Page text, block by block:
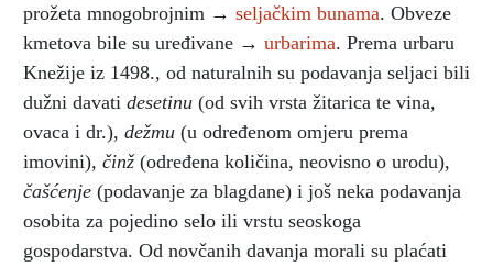
prožeta mnogobrojnim → seljačkim bunama. Obveze
kmetova bile su uređivane → urbarima. Prema urbaru
Knežije iz 1498., od naturalnih su podavanja seljaci bili
dužni davati desetinu (od svih vrsta žitarica te vina,
ovaca i dr.), dežmu (u određenom omjeru prema
imovini), činž (određena količina, neovisno o urodu),
čašćenje (podavanje za blagdane) i još neka podavanja
osobita za pojedino selo ili vrstu seoskoga
gospodarstva. Od novčanih davanja morali su plaćati